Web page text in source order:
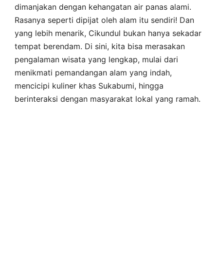
dimanjakan dengan kehangatan air panas alami.
Rasanya seperti dipijat oleh alam itu sendiri! Dan
yang lebih menarik, Cikundul bukan hanya sekadar
tempat berendam. Di sini, kita bisa merasakan
pengalaman wisata yang lengkap, mulai dari
menikmati pemandangan alam yang indah,
mencicipi kuliner khas Sukabumi, hingga
berinteraksi dengan masyarakat lokal yang ramah.